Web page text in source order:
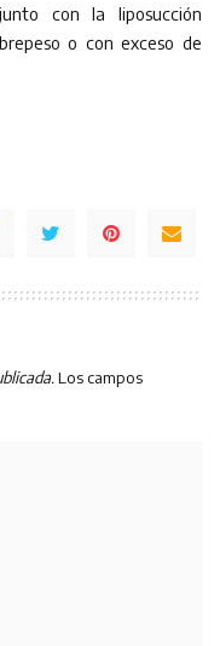
con la liposucción
o con exceso de
Los campos